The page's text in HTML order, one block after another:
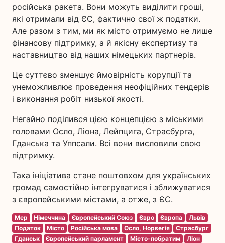
російська ракета. Вони можуть виділити гроші,
які отримали від ЄС, фактично свої ж податки.
Але разом з тим, ми як місто отримуємо не лише
фінансову підтримку, а й якісну експертизу та
наставництво від наших німецьких партнерів.
Це суттєво зменшує ймовірність корупції та
унеможливлює проведення неофіційних тендерів
і виконання робіт низької якості.
Негайно поділився цією концепцією з міськими
головами Осло, Ліона, Лейпцига, Страсбурга,
Гданська та Уппсали. Всі вони висловили свою
підтримку.
Така ініціатива стане поштовхом для українських
громад самостійно інтегруватися і зближуватися
з європейськими містами, а отже, з ЄС.
Мер Німеччина Європейський Союз Євро Європа
Львів
Податок
Місто Російська мова Осло, Норвегія
Страсбург
Гданськ
Європейський парламент Місто-побратим
Ліон